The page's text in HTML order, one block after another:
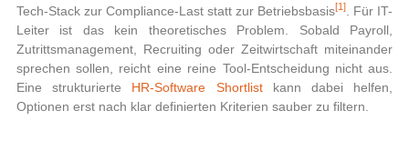
Tech-Stack zur Compliance-Last statt zur Betriebsbasis[1]
. Für IT-
Leiter ist das kein theoretisches Problem. Sobald Payroll,
Zutrittsmanagement, Recruiting oder Zeitwirtschaft miteinander
sprechen sollen, reicht eine reine Tool-Entscheidung nicht aus.
Eine strukturierte HR-Software Shortlistkann dabei helfen,
Optionen erst nach klar definierten Kriterien sauber zu filtern.